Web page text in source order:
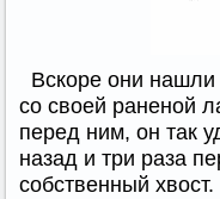
Вскоре они
со своей раненой
перед ним, он так
назад и три раза
собственный хвост.